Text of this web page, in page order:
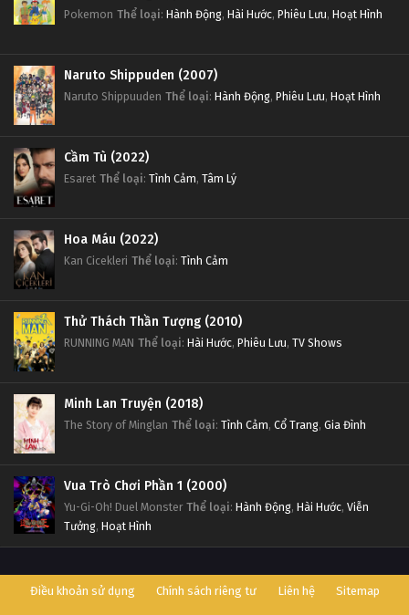
Pokemon Thể loại: Hành Động, Hài Hước, Phiêu Lưu, Hoạt Hình
Naruto Shippuden (2007)
Naruto Shippuuden Thể loại: Hành Động, Phiêu Lưu, Hoạt Hình
Cầm Tù (2022)
Esaret Thể loại: Tình Cảm, Tâm Lý
Hoa Máu (2022)
Kan Cicekleri Thể loại: Tình Cảm
Thử Thách Thần Tượng (2010)
RUNNING MAN Thể loại: Hài Hước, Phiêu Lưu, TV Shows
Minh Lan Truyện (2018)
The Story of Minglan Thể loại: Tình Cảm, Cổ Trang, Gia Đình
Vua Trò Chơi Phần 1 (2000)
Yu-Gi-Oh! Duel Monster Thể loại: Hành Động, Hài Hước, Viễn
Tưởng, Hoạt Hình
Điều khoản sử dụng Chính sách riêng tư Liên hệ Sitemap